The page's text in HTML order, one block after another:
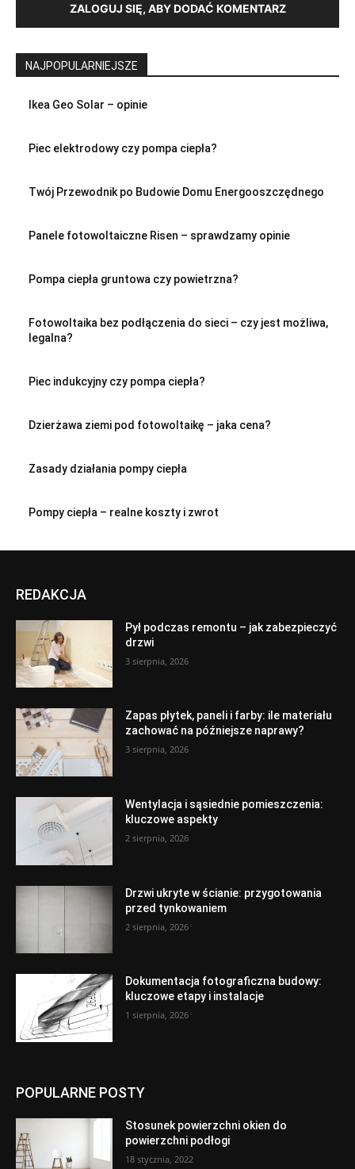
ZALOGUJ SIĘ, ABY DODAĆ KOMENTARZ
NAJPOPULARNIEJSZE
Ikea Geo Solar – opinie
Piec elektrodowy czy pompa ciepła?
Twój Przewodnik po Budowie Domu Energooszczędnego
Panele fotowoltaiczne Risen – sprawdzamy opinie
Pompa ciepła gruntowa czy powietrzna?
Fotowoltaika bez podłączenia do sieci – czy jest możliwa,
legalna?
Piec indukcyjny czy pompa ciepła?
Dzierżawa ziemi pod fotowoltaikę – jaka cena?
Zasady działania pompy ciepła
Pompy ciepła – realne koszty i zwrot
REDAKCJA
Pył podczas remontu – jak zabezpieczyć
drzwi
3 sierpnia, 2026
Zapas płytek, paneli i farby: ile materiału
zachować na późniejsze naprawy?
3 sierpnia, 2026
Wentylacja i sąsiednie pomieszczenia:
kluczowe aspekty
2 sierpnia, 2026
Drzwi ukryte w ścianie: przygotowania
przed tynkowaniem
2 sierpnia, 2026
Dokumentacja fotograficzna budowy:
kluczowe etapy i instalacje
1 sierpnia, 2026
POPULARNE POSTY
Stosunek powierzchni okien do
powierzchni podłogi
18 stycznia, 2022